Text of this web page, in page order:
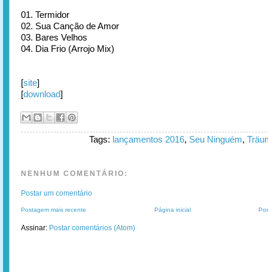
01. Termidor
02. Sua Canção de Amor
03. Bares Velhos
04. Dia Frio (Arrojo Mix)
[site]
[download]
Tags: lançamentos 2016, Seu Ninguém,
NENHUM COMENTÁRIO:
Postar um comentário
Postagem mais recente Página inicial
Assinar: Postar comentários (Atom)